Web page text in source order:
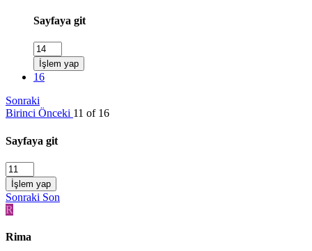
Sayfaya git
İşlem yap
16
Sonraki
Birinci Önceki 11 of 16
Sayfaya git
İşlem yap
Sonraki Son
R
Rima